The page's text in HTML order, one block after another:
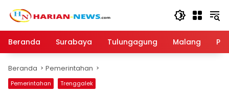
Beranda
Surabaya Tulungagung Malang
Beranda Pemerintahan
Pemerintahan Trenggalek